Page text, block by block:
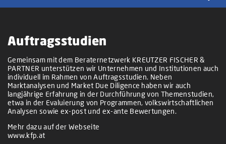
Auftragsstudien
Gemeinsam mit dem Beraternetzwerk KREUTZER FISCHER &
PARTNER unterstützen wir Unternehmen und Institutionen auch
individuell im Rahmen von Auftragsstudien. Neben
Marktanalysen und Market Due Diligence haben wir auch
langjährige Erfahrung in der Durchführung von Themenstudien,
etwa in der Evaluierung von Programmen, volkswirtschaftlichen
Analysen sowie ex-post und ex-ante Bewertungen.
Mehr dazu auf der Webseite
www.kfp.at